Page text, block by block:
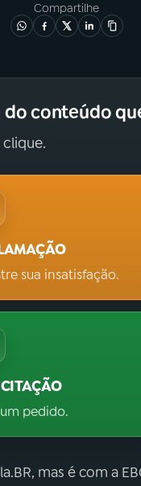
Compartilhe
conteúdo
sua insatisfação.
pedido.
mas é com a